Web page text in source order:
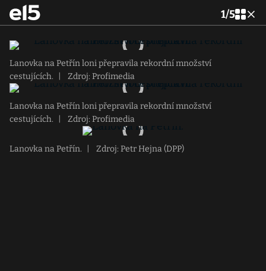
1/5
Lanovka na Petřín loni přepravila rekordní množství
cestujících.
Zdroj: Profimedia
Lanovka na Petřín loni přepravila rekordní množství
cestujících.
Zdroj: Profimedia
Lanovka na Petřín. Zdroj: Petr Hejna (DPP)